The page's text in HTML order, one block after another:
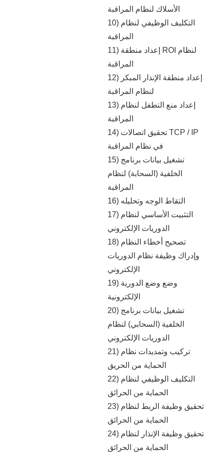
الأسلاك لنظام المراقبة
10) التكليف الوظيفي لنظام
المراقبة
11) إعداد منطقة ROI لنظام
المراقبة
12) إعداد منطقة الإنذار المبكر
لنظام المراقبة
13) إعداد منع التطفل لنظام
المراقبة
14) تحقيق اتصالات TCP / IP
في نظام المراقبة
15) تشغيل بيانات برنامج
الخلفية (السحابة) لنظام
المراقبة
16) التقاط الوجه وتحليله
17) التثبيت الأساسي لنظام
الدوريات الإلكتروني
18) تصحيح أخطاء النظام
وإدراك وظيفة نظام الدوريات
الإلكتروني
19) وضع وضع الدورية
الإلكترونية
20) تشغيل بيانات برنامج
الخلفية (السحابي) لنظام
الدوريات الإلكتروني
21) تركيب وتمديدات نظام
الحماية من الحريق
22) التكليف الوظيفي لنظام
الحماية من الحرائق
23) تحقيق وظيفة الربط لنظام
الحماية من الحرائق
24) تحقيق وظيفة الإنذار لنظام
الحماية من الحرائق